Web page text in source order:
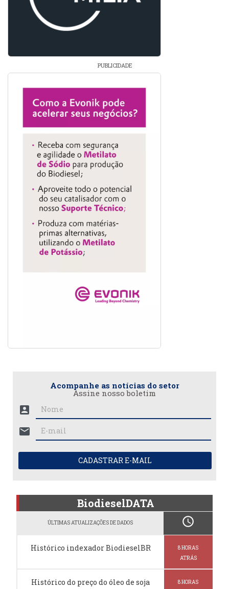
PUBLICIDADE
Acompanhe as notícias do setor
Assine nosso boletim
account_box
mail
CADASTRAR E-MAIL
BiodieselDATA
ÚLTIMAS ATUALIZAÇÕES DE DADOS schedule
Histórico indexador BiodieselBR
8 HORAS
ATRÁS
Histórico do preço do óleo de soja
8 HORAS